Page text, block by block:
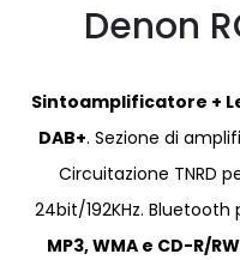
Denon
Sintoamplificatore +
DAB+. Sezione di
Circuitazione TNRD
24bit/192KHz.
MP3, WMA e CD-R/RW